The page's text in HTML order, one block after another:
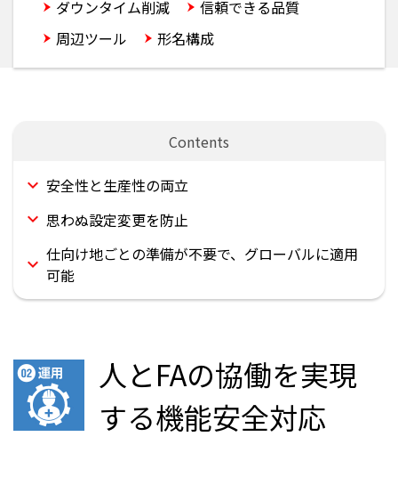
ダウンタイム削減
信頼できる品質
周辺ツール
形名構成
安全性と生産性の両立
思わぬ設定変更を防止
仕向け地ごとの準備が不要で、グローバルに適用
可能
人とFAの協働を実現
する機能安全対応